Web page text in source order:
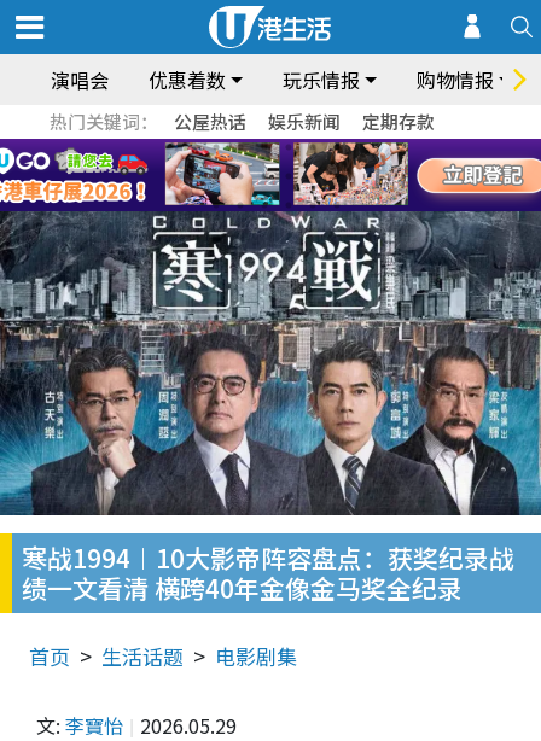
演唱会 优惠着数 玩乐情报 购物情报
热门关键词： 公屋热话 娱乐新闻 定期存款
寒战1994︱10大影帝阵容盘点：获奖纪录战
绩一文看清 横跨40年金像金马奖全纪录
首页 生活话题 电影剧集
文: 李寶怡 2026.05.29